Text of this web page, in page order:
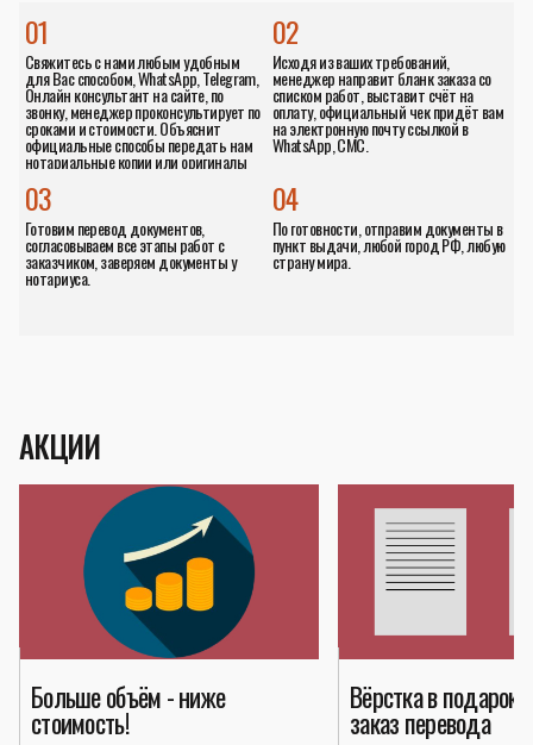
01
Свяжитесь с нами любым удобным
для Вас способом, WhatsApp, Telegram,
Онлайн консультант на сайте, по
звонку, менеджер проконсультирует по
сроками и стоимости. Объяснит
официальные способы передать нам
нотариальные копии или оригиналы
02
Исходя из ваших требований,
менеджер направит бланк заказа со
списком работ, выставит счёт на
оплату, официальный чек придёт вам
на электронную почту ссылкой в
WhatsApp, СМС.
04
По готовности, отправим документы в
пункт выдачи, любой город РФ, любую
страну мира.
03
Готовим перевод документов,
согласовываем все этапы работ с
заказчиком, заверяем документы у
нотариуса.
АКЦИИ
Больше объём - ниже
стоимость!
Вёрстка в подарок
заказ перевода